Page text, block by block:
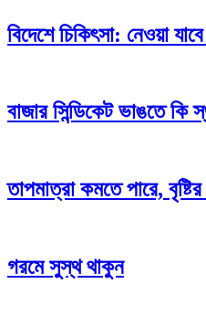
বিদেশে চিকিৎসা: নেওয়া
বাজার সিন্ডিকেট ভাঙতে কি
তাপমাত্রা কমতে পারে, বৃষ্টির
গরমে সুস্থ থাকুন